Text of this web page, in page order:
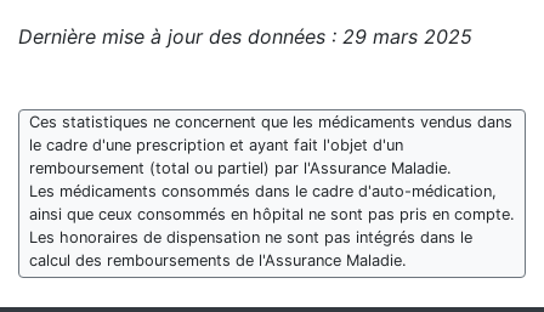
Dernière mise à jour des données : 29 mars 2025
Ces statistiques ne concernent que les médicaments vendus dans
le cadre d'une prescription et ayant fait l'objet d'un
remboursement (total ou partiel) par l'Assurance Maladie.
Les médicaments consommés dans le cadre d'auto-médication,
ainsi que ceux consommés en hôpital ne sont pas pris en compte.
Les honoraires de dispensation ne sont pas intégrés dans le
calcul des remboursements de l'Assurance Maladie.